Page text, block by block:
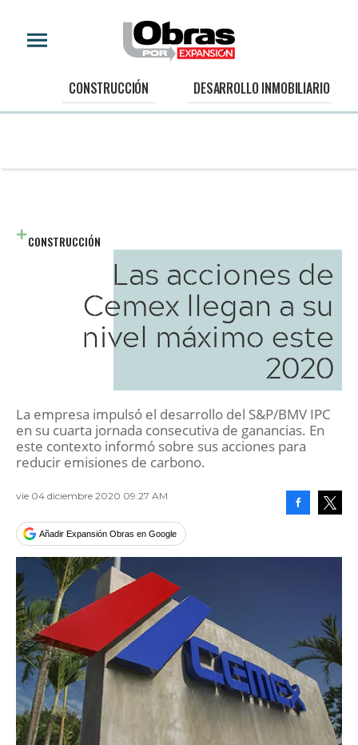
CONSTRUCCIÓN DESARROLLO INMOBILIARIO
CONSTRUCCIÓN
Las acciones de
Cemex llegan a su
nivel máximo este
2020
La empresa impulsó el desarrollo del S&P/BMV IPC
en su cuarta jornada consecutiva de ganancias. En
este contexto informó sobre sus acciones para
reducir emisiones de carbono.
vie 04 diciembre 2020 09:27 AM
Añadir Expansión Obras en Google